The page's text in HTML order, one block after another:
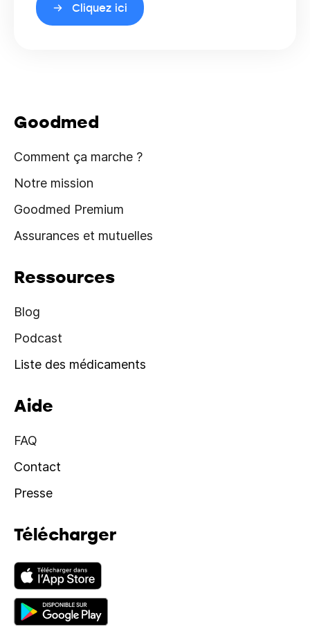
Cliquez ici
Goodmed
Comment ça marche ?
Notre mission
Goodmed Premium
Assurances et mutuelles
Ressources
Blog
Podcast
Liste des médicaments
Aide
FAQ
Contact
Presse
Télécharger